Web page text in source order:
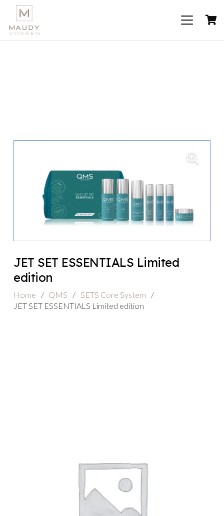
JET SET ESSENTIALS Limited
edition
Home / QMS / SETS Core System
/
JET SET ESSENTIALS Limited edition